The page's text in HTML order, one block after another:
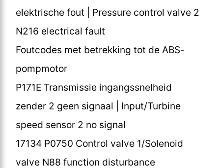
elektrische fout | Pressure control valve 2
N216 electrical fault
Foutcodes met betrekking tot de ABS-
pompmotor
P171E Transmissie ingangssnelheid
zender 2 geen signaal | Input/Turbine
speed sensor 2 no signal
17134 P0750 Control valve 1/Solenoid
valve N88 function disturbance